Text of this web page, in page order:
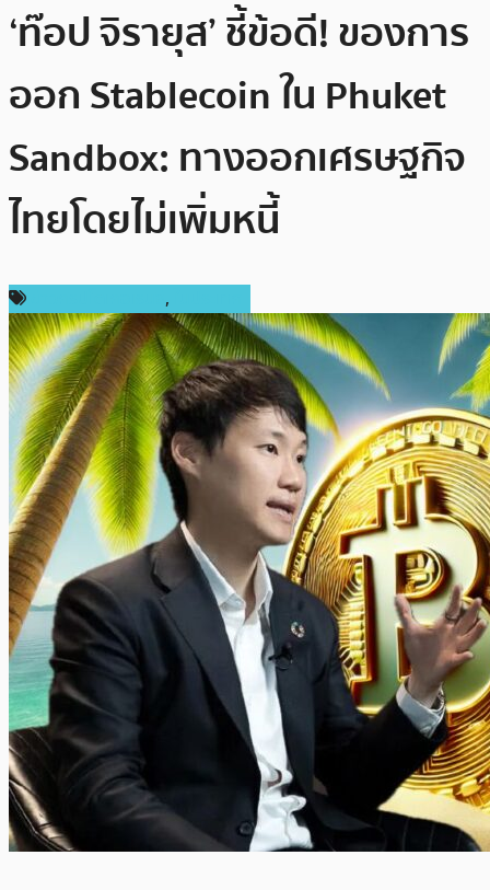
‘ท๊อป จิรายุส’ ชี้ข้อดี! ของการ
ออก Stablecoin ใน Phuket
Sandbox: ทางออกเศรษฐกิจ
ไทยโดยไม่เพิ่มหนี้
,